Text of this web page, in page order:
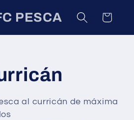
PESCA Carrito
al curricán de máxima